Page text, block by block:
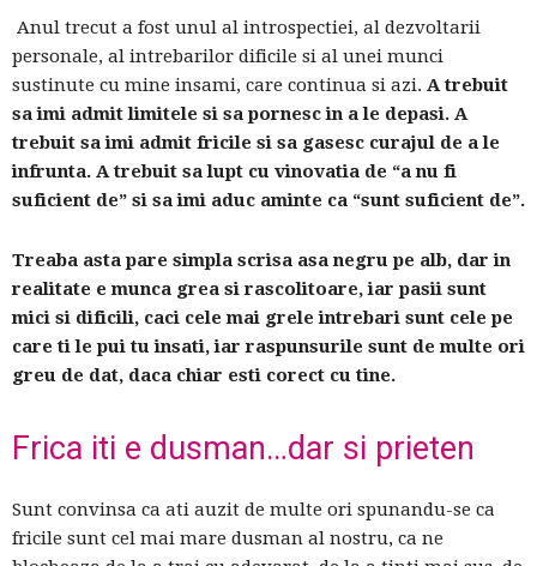
Anul trecut a fost unul al introspectiei, al dezvoltarii
personale, al intrebarilor dificile si al unei munci
sustinute cu mine insami, care continua si azi. A trebuit
sa imi admit limitele si sa pornesc in a le depasi. A
trebuit sa imi admit fricile si sa gasesc curajul de a le
infrunta. A trebuit sa lupt cu vinovatia de “a nu fi
suficient de” si sa imi aduc aminte ca “sunt suficient de”.
Treaba asta pare simpla scrisa asa negru pe alb, dar in
realitate e munca grea si rascolitoare, iar pasii sunt
mici si dificili, caci cele mai grele intrebari sunt cele pe
care ti le pui tu insati, iar raspunsurile sunt de multe ori
greu de dat, daca chiar esti corect cu tine.
Frica iti e dusman…dar si prieten
Sunt convinsa ca ati auzit de multe ori spunandu-se ca
fricile sunt cel mai mare dusman al nostru, ca ne